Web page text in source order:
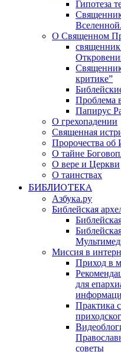
Гипотеза
Вселенной.
О Священном
критике”
Проблема
Папирус
О грехопадении
Священная
Пророчества об
О тайне
О вере и Церкви
О таинствах
БИБЛИОТЕКА
Азбука.ру
Библейская
Миссия в
Приход в
для
Практика
советы